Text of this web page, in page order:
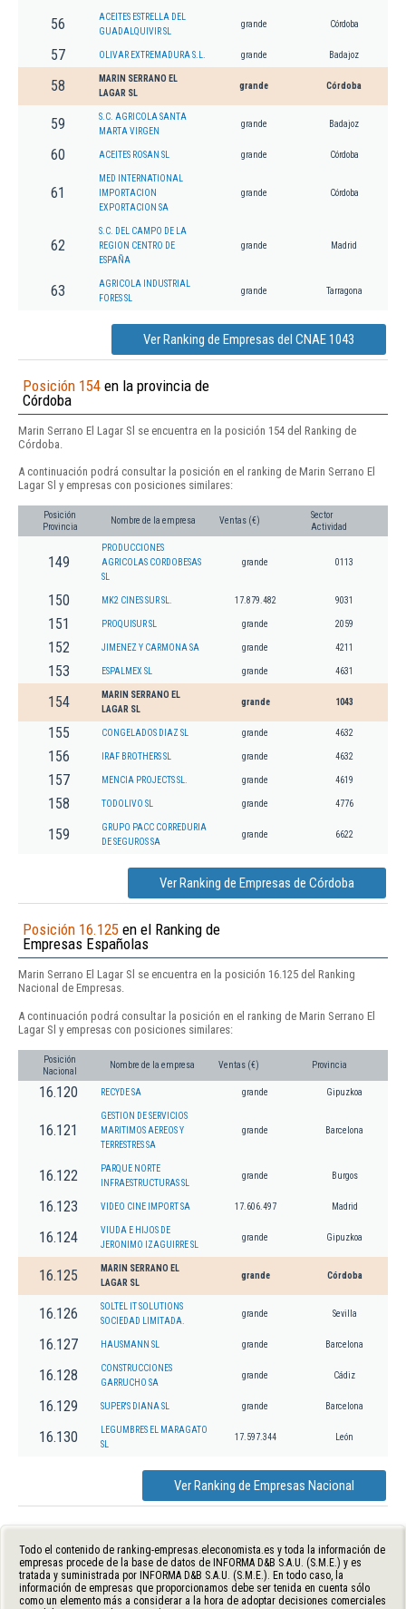
56
ACEITES ESTRELLA DEL
GUADALQUIVIR SL
grande Córdoba
57 OLIVAR EXTREMADURA S.L. grande Badajoz
58
MARIN SERRANO EL
LAGAR SL
grande Córdoba
59
S.C. AGRICOLA SANTA
MARTA VIRGEN
grande Badajoz
60 ACEITES ROSAN SL grande Córdoba
61
MED INTERNATIONAL
IMPORTACION
EXPORTACION SA
grande Córdoba
62
S.C. DEL CAMPO DE LA
REGION CENTRO DE
ESPAÑA
grande Madrid
63
AGRICOLA INDUSTRIAL
FORES SL
grande Tarragona
Ver Ranking de Empresas del CNAE 1043
Posición 154 en la provincia de
Córdoba
Marin Serrano El Lagar Sl se encuentra en la posición 154 del Ranking de
Córdoba.
A continuación podrá consultar la posición en el ranking de Marin Serrano El
Lagar Sl y empresas con posiciones similares:
Posición
Provincia
Nombre de la empresa Ventas (€)
Sector
Actividad
149
PRODUCCIONES
AGRICOLAS CORDOBESAS
SL
grande 0113
150 MK2 CINES SUR SL. 17.879.482 9031
151 PROQUISUR SL grande 2059
152 JIMENEZ Y CARMONA SA grande 4211
153 ESPALMEX SL grande 4631
154
MARIN SERRANO EL
LAGAR SL
grande 1043
155 CONGELADOS DIAZ SL grande 4632
156 IRAF BROTHERS SL grande 4632
157 MENCIA PROJECTS SL. grande 4619
158 TODOLIVO SL grande 4776
159
GRUPO PACC CORREDURIA
DE SEGUROS SA
grande 6622
Ver Ranking de Empresas de Córdoba
Posición 16.125 en el Ranking de
Empresas Españolas
Marin Serrano El Lagar Sl se encuentra en la posición 16.125 del Ranking
Nacional de Empresas.
A continuación podrá consultar la posición en el ranking de Marin Serrano El
Lagar Sl y empresas con posiciones similares:
Posición
Nacional
Nombre de la empresa Ventas (€) Provincia
16.120 RECYDE SA grande Gipuzkoa
16.121
GESTION DE SERVICIOS
MARITIMOS AEREOS Y
TERRESTRES SA
grande Barcelona
16.122
PARQUE NORTE
INFRAESTRUCTURAS SL
grande Burgos
16.123 VIDEO CINE IMPORT SA 17.606.497 Madrid
16.124
VIUDA E HIJOS DE
JERONIMO IZAGUIRRE SL
grande Gipuzkoa
16.125
MARIN SERRANO EL
LAGAR SL
grande Córdoba
16.126
SOLTEL IT SOLUTIONS
SOCIEDAD LIMITADA.
grande Sevilla
16.127 HAUSMANN SL grande Barcelona
16.128
CONSTRUCCIONES
GARRUCHO SA
grande Cádiz
16.129 SUPER'S DIANA SL grande Barcelona
16.130
LEGUMBRES EL MARAGATO
SL
17.597.344 León
Ver Ranking de Empresas Nacional
Todo el contenido de ranking-empresas.eleconomista.es y toda la información de
empresas procede de la base de datos de INFORMA D&B S.A.U. (S.M.E.) y es
tratada y suministrada por INFORMA D&B S.A.U. (S.M.E.). En todo caso, la
información de empresas que proporcionamos debe ser tenida en cuenta sólo
como un elemento más a considerar a la hora de adoptar decisiones comerciales